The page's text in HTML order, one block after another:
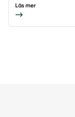
Läs mer